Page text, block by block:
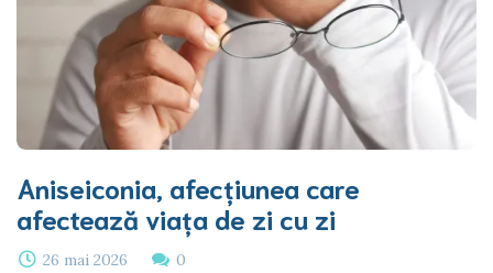
Aniseiconia, afecțiunea care
afectează viața de zi cu zi
26 mai 2026 0